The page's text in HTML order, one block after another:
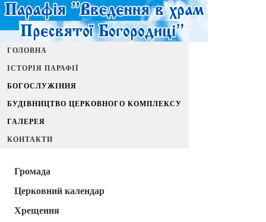
ГОЛОВНА
ІСТОРІЯ ПАРАФІЇ
БОГОСЛУЖІННЯ
БУДІВНИЦТВО ЦЕРКОВНОГО КОМПЛЕКСУ
ГАЛЕРЕЯ
КОНТАКТИ
Громада
Церковний календар
Хрещення